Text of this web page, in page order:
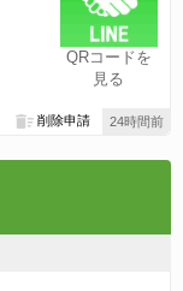
QRコードを
見る
24時間前
削除申請